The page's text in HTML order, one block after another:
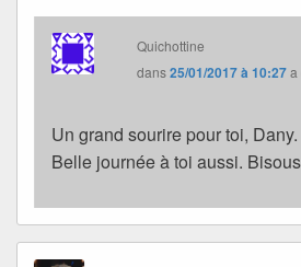
Quichottine
dans25/01/2017 à 10:27a
Un grand sourire pour toi, Dany.
Belle journée à toi aussi.